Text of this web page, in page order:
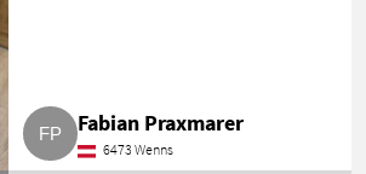
Fabian Praxmarer
6473 Wenns